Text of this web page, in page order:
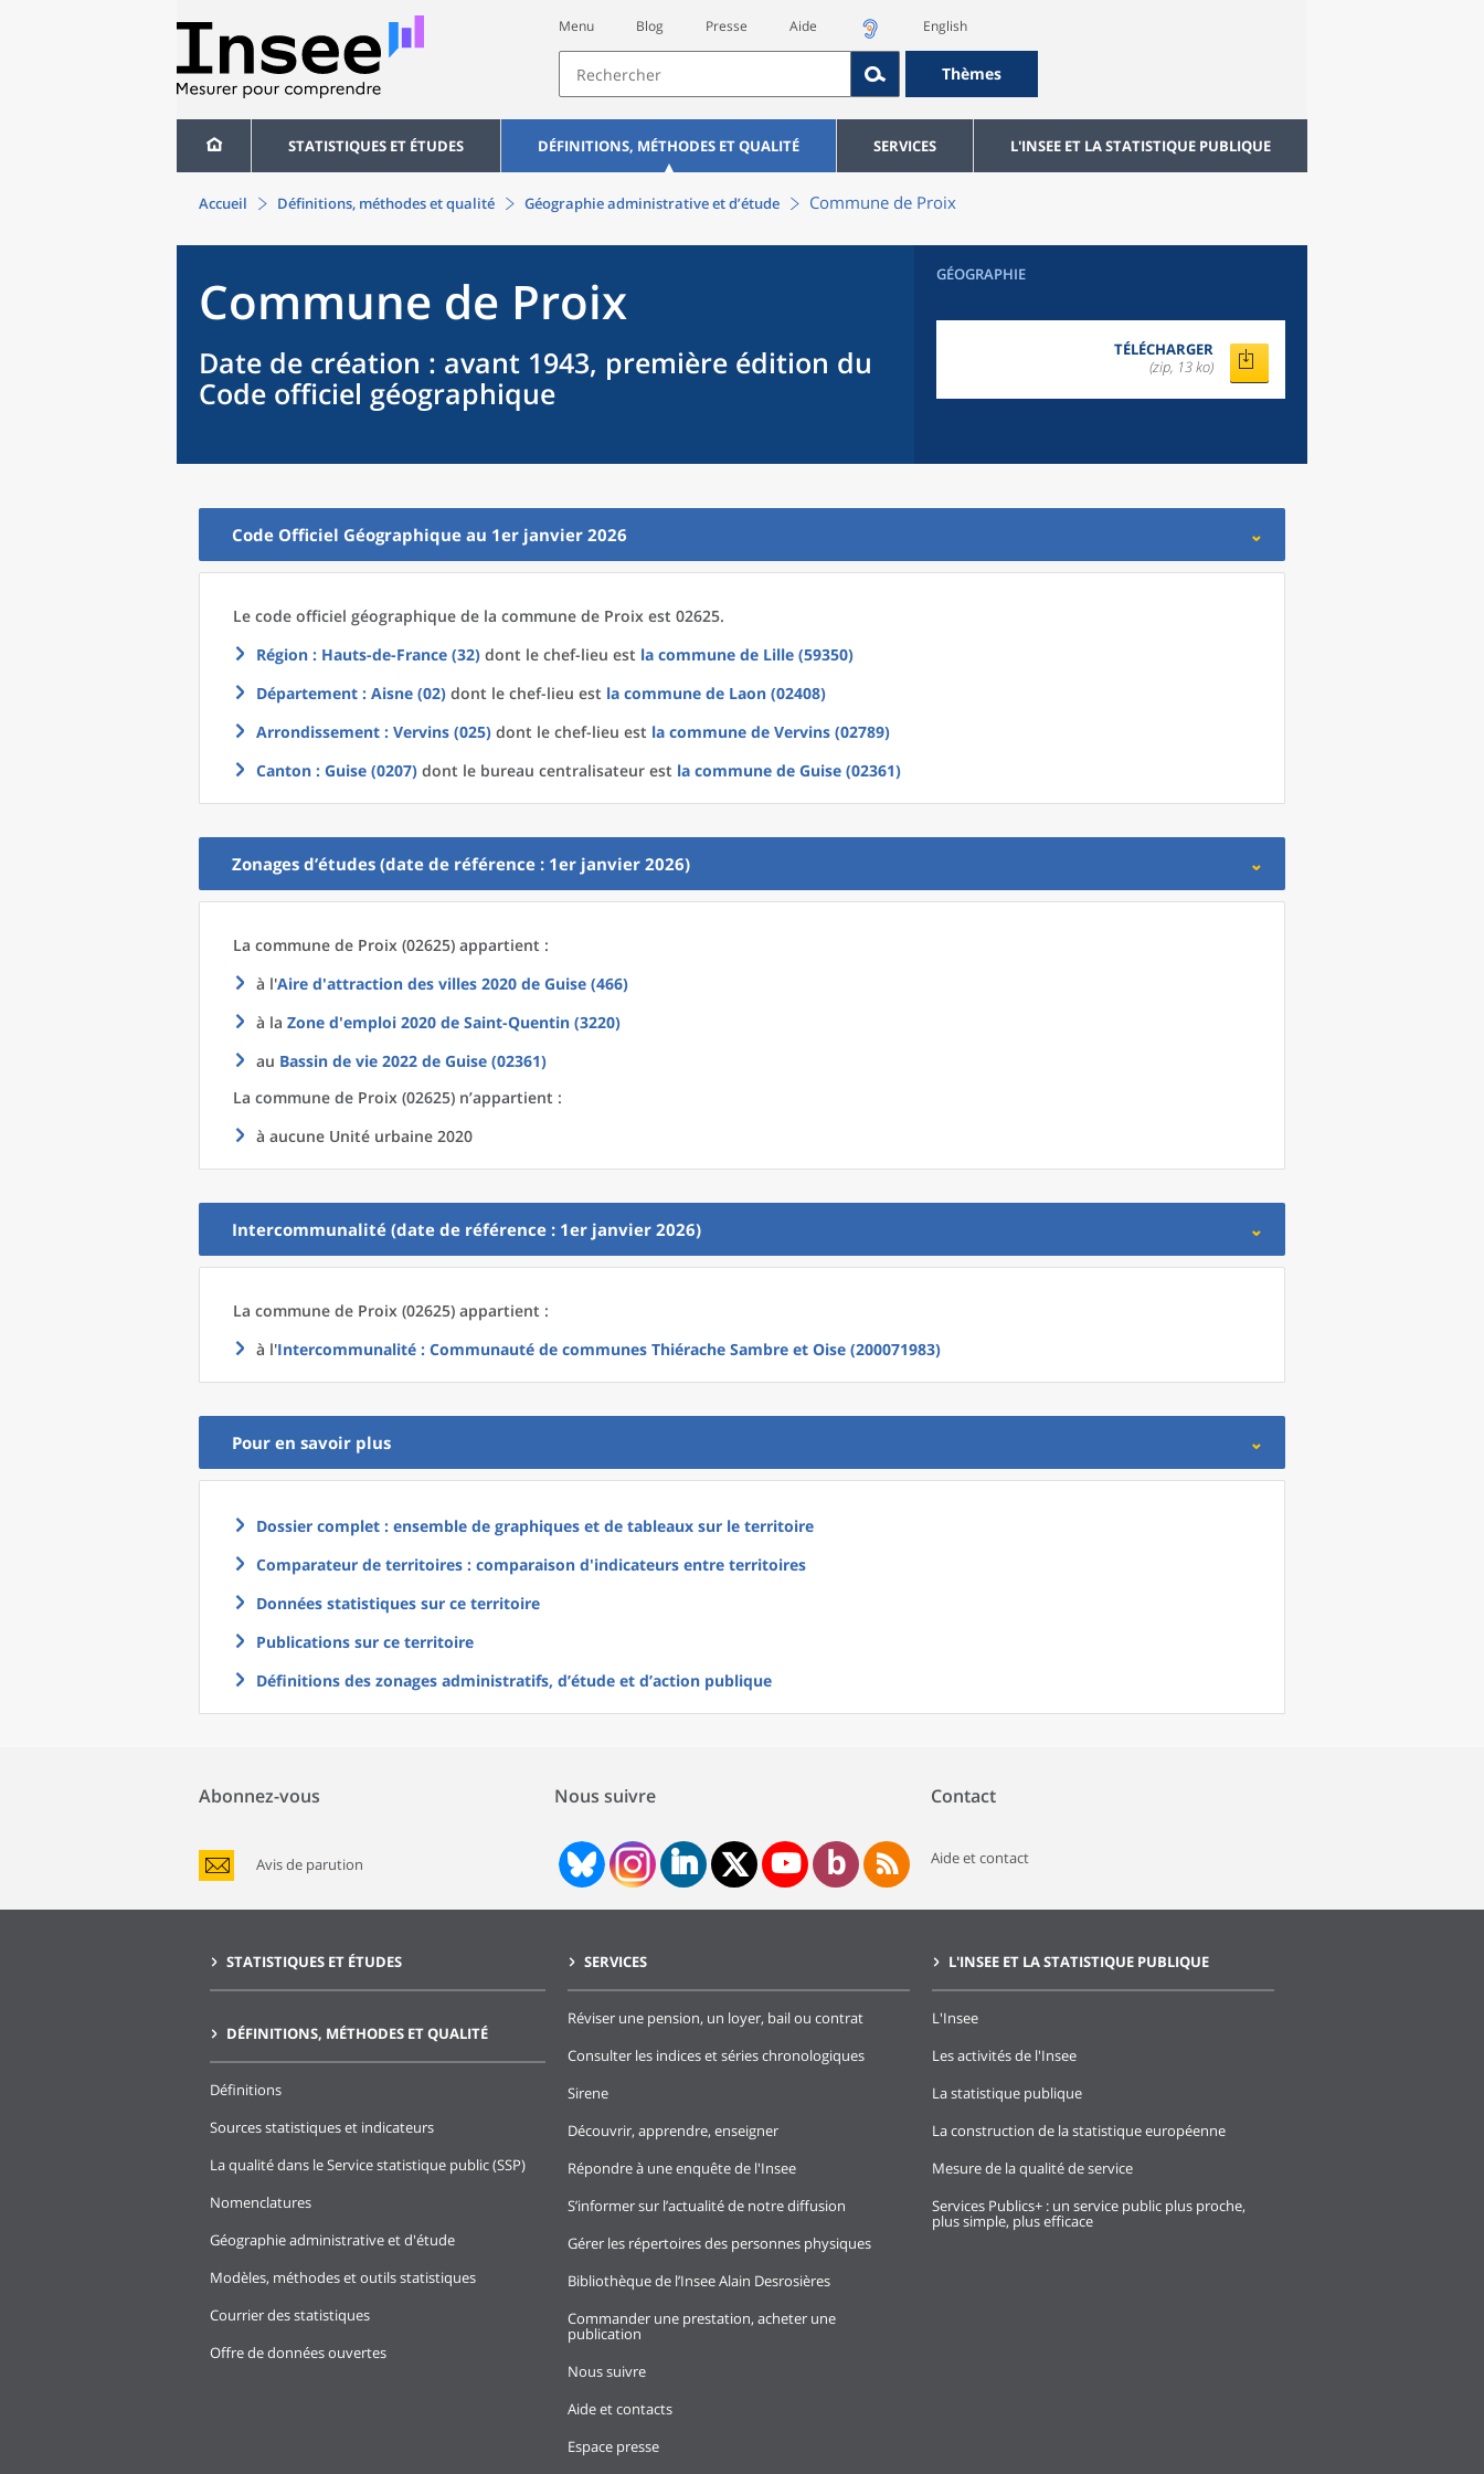
Menu Blog Presse Aide English
Thèmes
STATISTIQUES ET ÉTUDES DÉFINITIONS, MÉTHODES ET QUALITÉ SERVICES L'INSEE ET LA STATISTIQUE PUBLIQUE
Accueil Définitions, méthodes et qualité Géographie administrative et d’étude Commune de Proix
Commune de Proix
Date de création : avant 1943, première édition du
Code officiel géographique
GÉOGRAPHIE
TÉLÉCHARGER
(zip, 13 ko)
Code Officiel Géographique au 1er janvier 2026
Le code officiel géographique de la commune de Proix est 02625.
Région : Hauts-de-France (32) dont le chef-lieu est la commune de Lille (59350)
Département : Aisne (02) dont le chef-lieu est la commune de Laon (02408)
Arrondissement : Vervins (025) dont le chef-lieu est la commune de Vervins (02789)
Canton : Guise (0207) dont le bureau centralisateur est la commune de Guise (02361)
Zonages d’études (date de référence : 1er janvier 2026)
La commune de Proix (02625) appartient :
à l'Aire d'attraction des villes 2020 de Guise (466)
à la Zone d'emploi 2020 de Saint-Quentin (3220)
au Bassin de vie 2022 de Guise (02361)
La commune de Proix (02625) n’appartient :
à aucune Unité urbaine 2020
Intercommunalité (date de référence : 1er janvier 2026)
La commune de Proix (02625) appartient :
à l'Intercommunalité : Communauté de communes Thiérache Sambre et Oise (200071983)
Pour en savoir plus
Dossier complet : ensemble de graphiques et de tableaux sur le territoire
Comparateur de territoires : comparaison d'indicateurs entre territoires
Données statistiques sur ce territoire
Publications sur ce territoire
Définitions des zonages administratifs, d’étude et d’action publique
Abonnez-vous
Avis de parution
Nous suivre Contact
Aide et contact
STATISTIQUES ET ÉTUDES
DÉFINITIONS, MÉTHODES ET QUALITÉ
Définitions
Sources statistiques et indicateurs
La qualité dans le Service statistique public (SSP)
Nomenclatures
Géographie administrative et d'étude
Modèles, méthodes et outils statistiques
Courrier des statistiques
Offre de données ouvertes
SERVICES
Réviser une pension, un loyer, bail ou contrat
Consulter les indices et séries chronologiques
Sirene
Découvrir, apprendre, enseigner
Répondre à une enquête de l'Insee
S’informer sur l’actualité de notre diffusion
Gérer les répertoires des personnes physiques
Bibliothèque de l’Insee Alain Desrosières
Commander une prestation, acheter une
publication
Nous suivre
Aide et contacts
Espace presse
L'INSEE ET LA STATISTIQUE PUBLIQUE
L'Insee
Les activités de l'Insee
La statistique publique
La construction de la statistique européenne
Mesure de la qualité de service
Services Publics+ : un service public plus proche,
plus simple, plus efficace